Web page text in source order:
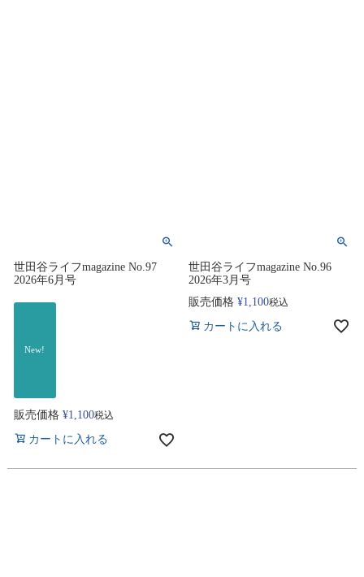
世田谷ライフmagazine No.97
2026年6月号
New!
販売価格 ¥1,100税込
カートに入れる
世田谷ライフmagazine No.96
2026年3月号
販売価格 ¥1,100税込
カートに入れる